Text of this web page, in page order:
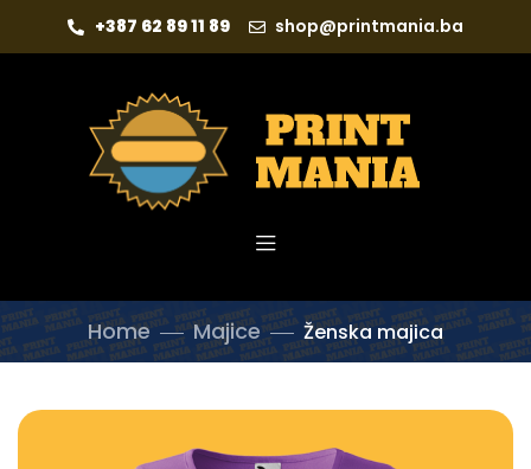
+387 62 89 11 89 shop@printmania.ba
Home Majice Ženska majica